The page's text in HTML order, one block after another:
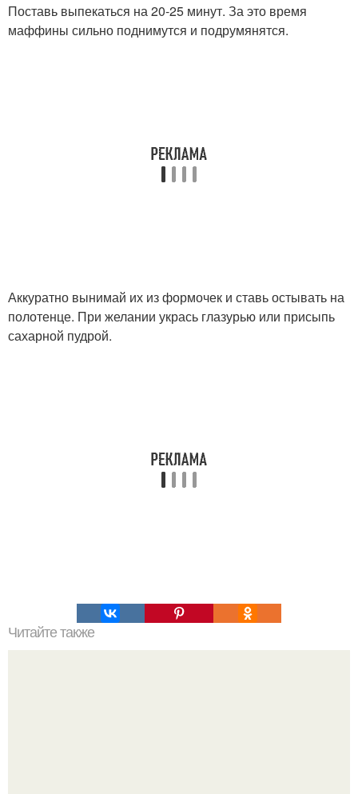
Поставь выпекаться на 20-25 минут. За это время
маффины сильно поднимутся и подрумянятся.
Аккуратно вынимай их из формочек и ставь остывать на
полотенце. При желании укрась глазурью или присыпь
сахарной пудрой.
Читайте также